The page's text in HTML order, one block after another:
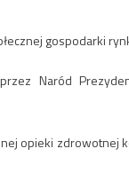
gospodarki
Naród
opieki zdrowotnej